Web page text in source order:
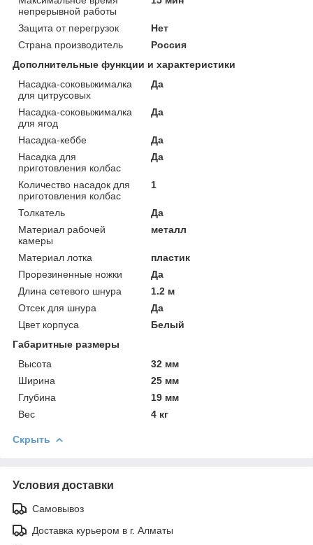
непрерывной работы
Защита от перегрузок
Нет
Страна производитель
Россия
Дополнительные функции и характеристики
Насадка-соковыжималка
для цитрусовых
Да
Насадка-соковыжималка
для ягод
Да
Насадка-кеббе
Да
Насадка для
приготовления колбас
Да
Количество насадок для
приготовления колбас
1
Толкатель
Да
Материал рабочей
камеры
металл
Материал лотка
пластик
Прорезиненные ножки
Да
Длина сетевого шнура
1.2 м
Отсек для шнура
Да
Цвет корпуса
Белый
Габаритные размеры
Высота
32 мм
Ширина
25 мм
Глубина
19 мм
Вес
4 кг
Скрыть
Условия доставки
Самовывоз
Доставка курьером в г. Алматы